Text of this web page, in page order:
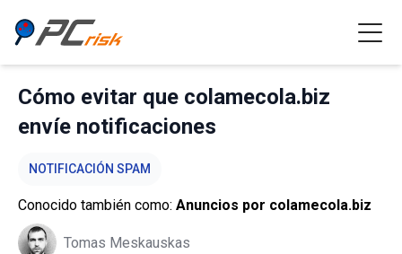
Cómo evitar que colamecola.biz
envíe notificaciones
NOTIFICACIÓN SPAM
Conocido también como: Anuncios por colamecola.biz
Tomas Meskauskas